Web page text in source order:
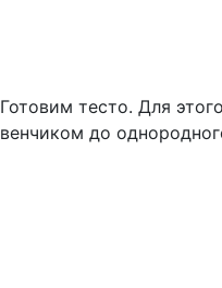
Готовим тесто. Для
венчиком до